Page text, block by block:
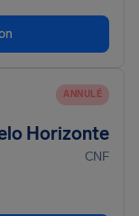
ANNULÉ
Horizonte
CNF